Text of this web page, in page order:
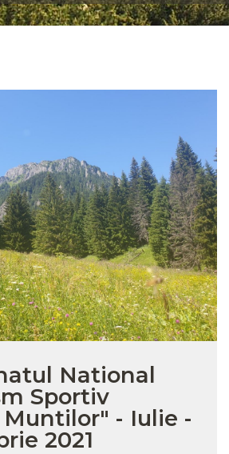
National
Sportiv
- Iulie -
2021